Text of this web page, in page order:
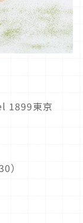
1899東京
）